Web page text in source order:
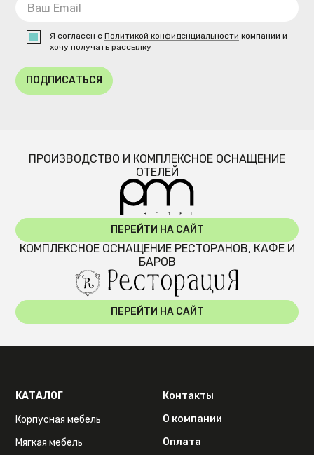
Я согласен сПолитикой конфиденциальности компании и
хочу получать рассылку
ПОДПИСАТЬСЯ
ПРОИЗВОДСТВО И КОМПЛЕКСНОЕ ОСНАЩЕНИЕ
ОТЕЛЕЙ
ПЕРЕЙТИ НА САЙТ
КОМПЛЕКСНОЕ ОСНАЩЕНИЕ РЕСТОРАНОВ, КАФЕ И
БАРОВ
ПЕРЕЙТИ НА САЙТ
КАТАЛОГ
Корпусная мебель
Мягкая мебель
Контакты
О компании
Оплата